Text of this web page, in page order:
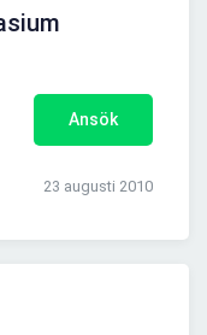
Ansök
23 augusti 2010